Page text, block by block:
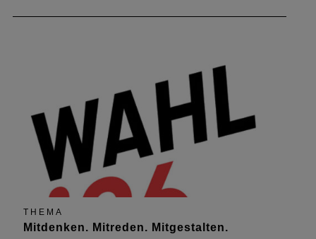
THEMA
Mitdenken. Mitreden. Mitgestalten.